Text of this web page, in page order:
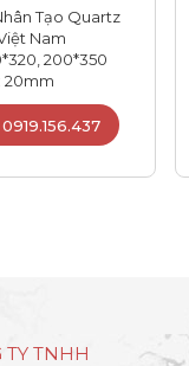
Tạo Quartz
Nam
200*350
20mm
TY TNHH